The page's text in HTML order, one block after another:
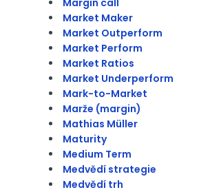
Market Maker
Market Outperform
Market Perform
Market Ratios
Market Underperform
Mark-to-Market
Marže (margin)
Mathias Müller
Maturity
Medium Term
Medvědí strategie
Medvědí trh